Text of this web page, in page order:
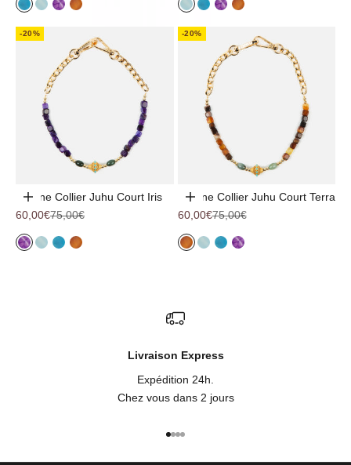
AzurAquaIrisTerra AquaAzurIrisTerra
-20%
Ajouter au panier
Chaîne Collier Juhu Court Iris
Prix de vente
60,00€Prix normal
75,00€
IrisAquaAzurTerra
-20%
Ajouter au panier
Chaîne Collier Juhu Court Terra
Prix de vente
60,00€Prix normal
75,00€
TerraAquaAzurIris
Livraison Express
Expédition 24h.
Chez vous dans 2 jours
Aller à l'élément 1
Aller à l'élément 2
Aller à l'élément 3
Aller à l'élément 4